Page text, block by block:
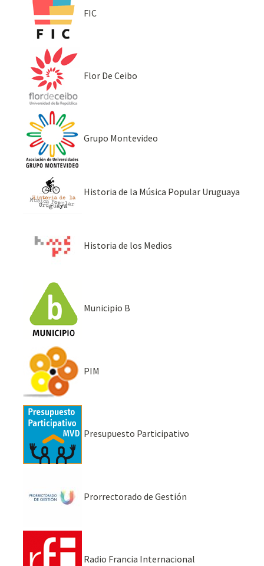
FIC
Flor De Ceibo
Grupo Montevideo
Historia de la Música Popular Uruguaya
Historia de los Medios
Municipio B
PIM
Presupuesto Participativo
Prorrectorado de Gestión
Radio Francia Internacional